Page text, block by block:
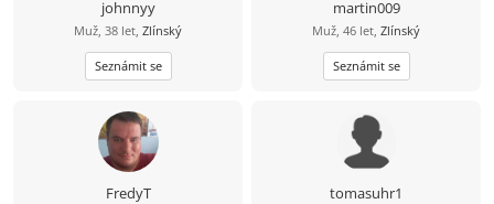
johnnyy
Muž, 38 let, Zlínský
Seznámit se
martin009
Muž, 46 let, Zlínský
Seznámit se
FredyT tomasuhr1